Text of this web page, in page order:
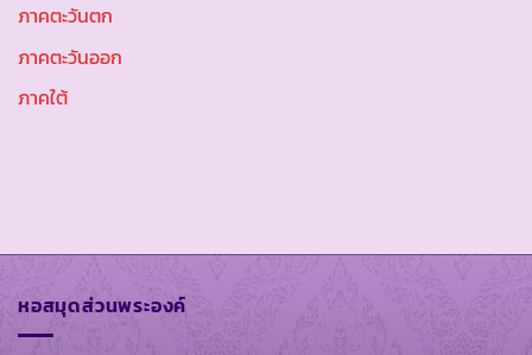
ภาคตะวันตก
ภาคตะวันออก
ภาคใต้
หอสมุดส่วนพระองค์